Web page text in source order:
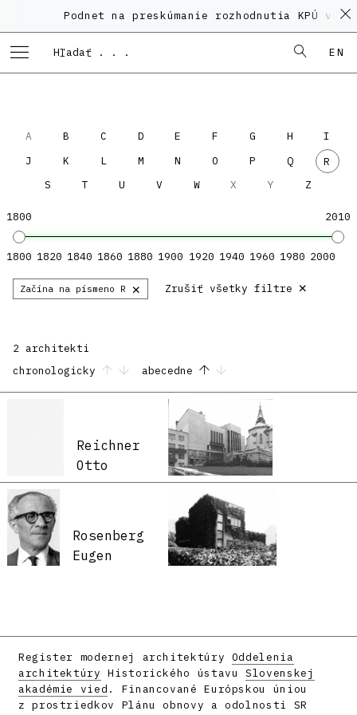
Podnet na preskúmanie rozhodnutia KPÚ vo
EN
A B C D E F G H
I
J
K L M N O P Q
R
S
T U V W X Y Z
1800 2010
1800 1820 1840 1860 1880 1900 1920 1940 1960 1980 2000
Začína na písmeno R × Zrušiť všetky filtre ×
2 architekti
chronologicky
abecedne
Reichner
Otto
Rosenberg
Eugen
Register modernej architektúry Oddelenia
architektúry Historického ústavuSlovenskej
akadémie vied . Financované Európskou úniou
z prostriedkov Plánu obnovy a odolnosti SR